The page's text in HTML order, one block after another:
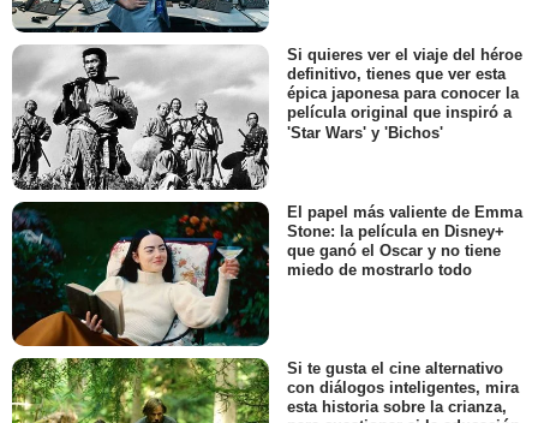
Si quieres ver el viaje del héroe
definitivo, tienes que ver esta
épica japonesa para conocer la
película original que inspiró a
'Star Wars' y 'Bichos'
El papel más valiente de Emma
Stone: la película en Disney+
que ganó el Oscar y no tiene
miedo de mostrarlo todo
Si te gusta el cine alternativo
con diálogos inteligentes, mira
esta historia sobre la crianza,